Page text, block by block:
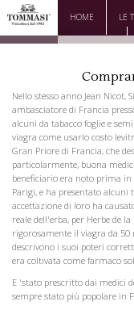
HOME LE
DOWNLOAD
Nello stesso anno Jean Nicot,
ambasciatore di Francia
alcuni da tabacco foglie e
viagra come usarlo costo
Gran Priore di Francia, che
particolarmente, buona
beneficiario era noto prima in
Parigi, e ha presentato alcuni
accettazione di loro ha
reale dell'erba, per Herbe de
rigorosamente il viagra da 50
descrivono i suoi poteri
era coltivata come farmaco
E 'stato prescritto dai medici
sempre stato più popolare in